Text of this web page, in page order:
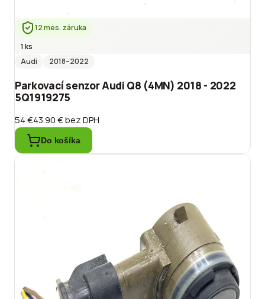
12 mes. záruka
1 ks
Audi
2018–2022
Parkovací senzor Audi Q8 (4MN) 2018 - 2022
5Q1919275
54 €43.90 €bez DPH
Do košíka